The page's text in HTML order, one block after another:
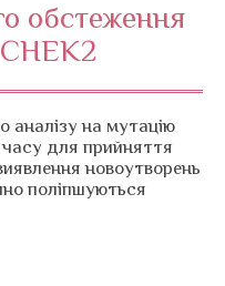
обстеження
аналізу на мутацію
для прийняття
новоутворень
поліпшуються